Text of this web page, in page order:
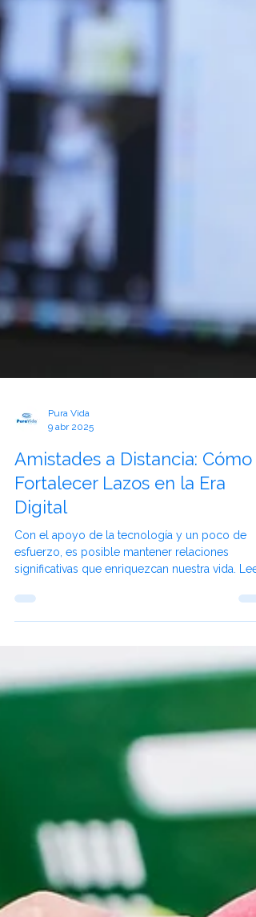
Pura Vida
9 abr 2025
Amistades a Distancia: Cómo
Fortalecer Lazos en la Era
Con el apoyo de la tecnología y un poco de
esfuerzo, es posible mantener relaciones